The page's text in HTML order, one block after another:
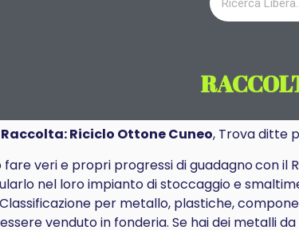
Raccolta: Riciclo Ottone Cuneo, Trova ditte
fare veri e propri progressi diguadagnocon il
nel loro impianto di stoccaggio e
per metallo, plastiche,
essere venduto in fonderia. Se hai dei metalli